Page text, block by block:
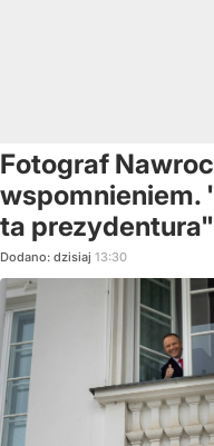
Fotograf
wspomnieniem.
ta prezydentura"
Dodano: dzisiaj 13:30